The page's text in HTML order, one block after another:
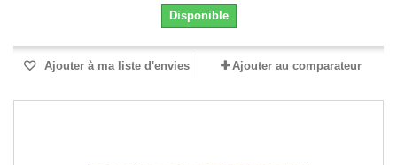
Disponible
Ajouter à ma liste d'envies Ajouter au comparateur